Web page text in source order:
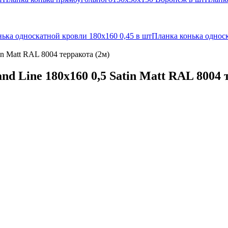
односкатной кровли 180х160 0,45 в штПланка конька
Matt RAL 8004 терракота (2м)
Line 180x160 0,5 Satin Matt RAL 8004